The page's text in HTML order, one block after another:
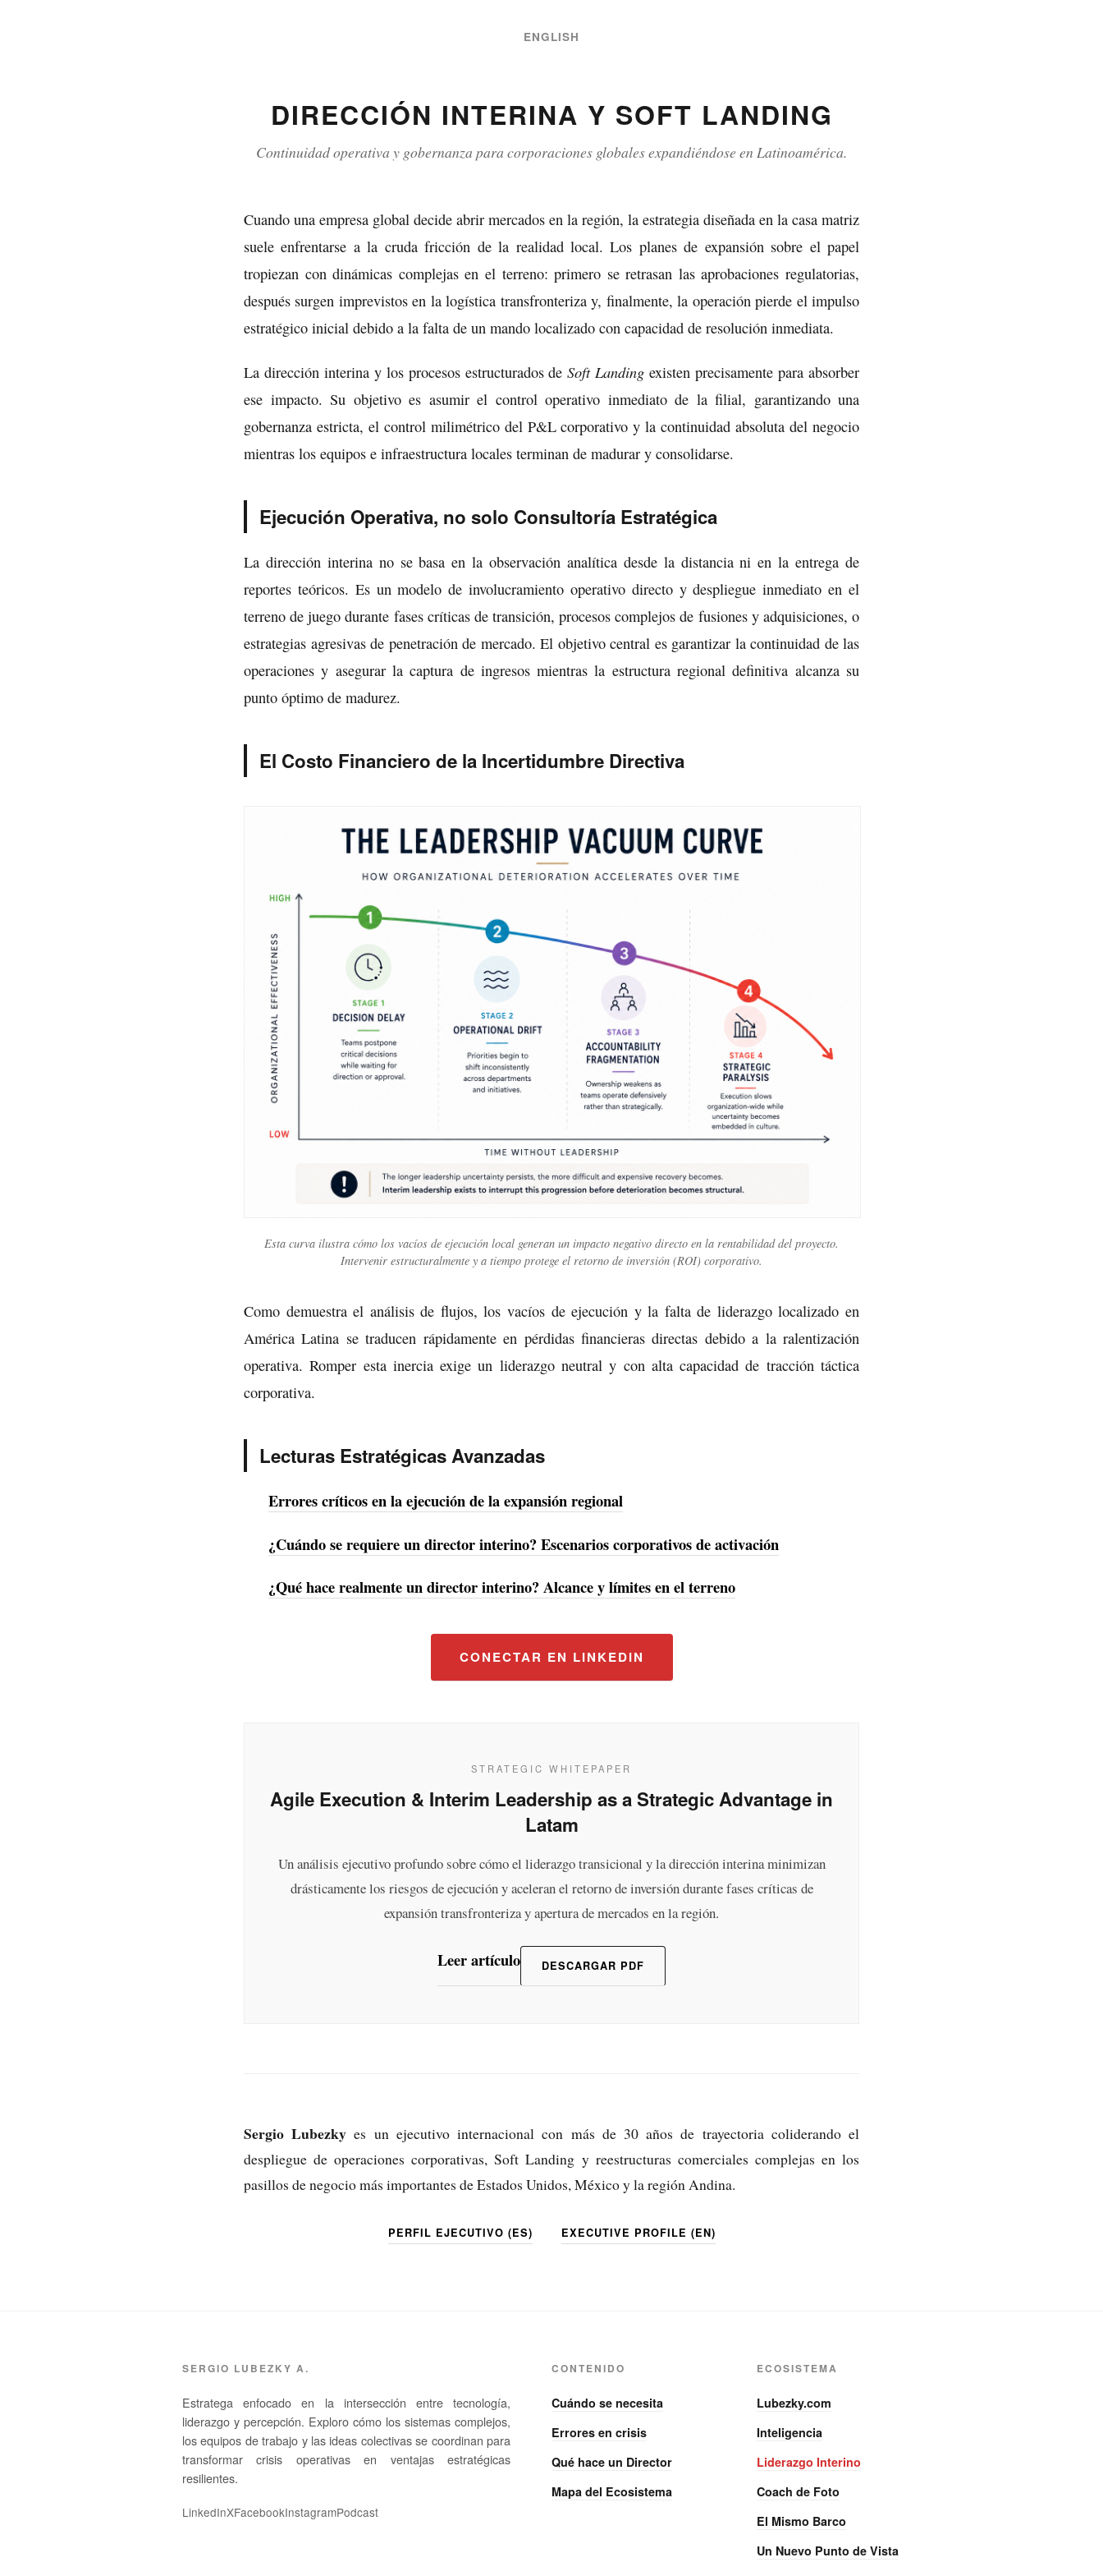
ENGLISH
DIRECCIÓN INTERINA Y SOFT LANDING
Continuidad operativa y gobernanza para corporaciones globales expandiéndose en Latinoamérica.
Cuando una empresa global decide abrir mercados en la región, la estrategia diseñada en la casa matriz
suele enfrentarse a la cruda fricción de la realidad local. Los planes de expansión sobre el papel
tropiezan con dinámicas complejas en el terreno: primero se retrasan las aprobaciones regulatorias,
después surgen imprevistos en la logística transfronteriza y, finalmente, la operación pierde el impulso
estratégico inicial debido a la falta de un mando localizado con capacidad de resolución inmediata.
La dirección interina y los procesos estructurados deSoft Landing existen precisamente para absorber
ese impacto. Su objetivo es asumir el control operativo inmediato de la filial, garantizando una
gobernanza estricta, el control milimétrico del P&L corporativo y la continuidad absoluta del negocio
mientras los equipos e infraestructura locales terminan de madurar y consolidarse.
Ejecución Operativa, no solo Consultoría Estratégica
La dirección interina no se basa en la observación analítica desde la distancia ni en la entrega de
reportes teóricos. Es un modelo de involucramiento operativo directo y despliegue inmediato en el
terreno de juego durante fases críticas de transición, procesos complejos de fusiones y adquisiciones, o
estrategias agresivas de penetración de mercado. El objetivo central es garantizar la continuidad de las
operaciones y asegurar la captura de ingresos mientras la estructura regional definitiva alcanza su
punto óptimo de madurez.
El Costo Financiero de la Incertidumbre Directiva
Esta curva ilustra cómo los vacíos de ejecución local generan un impacto negativo directo en la rentabilidad del proyecto.
Intervenir estructuralmente y a tiempo protege el retorno de inversión (ROI) corporativo.
Como demuestra el análisis de flujos, los vacíos de ejecución y la falta de liderazgo localizado en
América Latina se traducen rápidamente en pérdidas financieras directas debido a la ralentización
operativa. Romper esta inercia exige un liderazgo neutral y con alta capacidad de tracción táctica
corporativa.
Lecturas Estratégicas Avanzadas
Errores críticos en la ejecución de la expansión regional
¿Cuándo se requiere un director interino? Escenarios corporativos de activación
¿Qué hace realmente un director interino? Alcance y límites en el terreno
CONECTAR EN LINKEDIN
STRATEGIC WHITEPAPER
Agile Execution & Interim Leadership as a Strategic Advantage in
Latam
Un análisis ejecutivo profundo sobre cómo el liderazgo transicional y la dirección interina minimizan
drásticamente los riesgos de ejecución y aceleran el retorno de inversión durante fases críticas de
expansión transfronteriza y apertura de mercados en la región.
Leer artículo DESCARGAR PDF
Sergio Lubezky es un ejecutivo internacional con más de 30 años de trayectoria coliderando el
despliegue de operaciones corporativas, Soft Landing y reestructuras comerciales complejas en los
pasillos de negocio más importantes de Estados Unidos, México y la región Andina.
PERFIL EJECUTIVO (ES) EXECUTIVE PROFILE (EN)
SERGIO LUBEZKY A.
Estratega enfocado en la intersección entre tecnología,
liderazgo y percepción. Exploro cómo los sistemas complejos,
los equipos de trabajo y las ideas colectivas se coordinan para
transformar crisis operativas en ventajas estratégicas
resilientes.
LinkedInXFacebookInstagramPodcast
CONTENIDO
Cuándo se necesita
Errores en crisis
Qué hace un Director
Mapa del Ecosistema
ECOSISTEMA
Lubezky.com
Inteligencia
Liderazgo Interino
Coach de Foto
El Mismo Barco
Un Nuevo Punto de Vista